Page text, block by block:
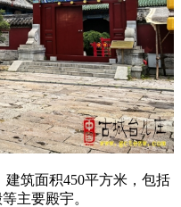
建筑面积450平方米，包括
主要殿宇。